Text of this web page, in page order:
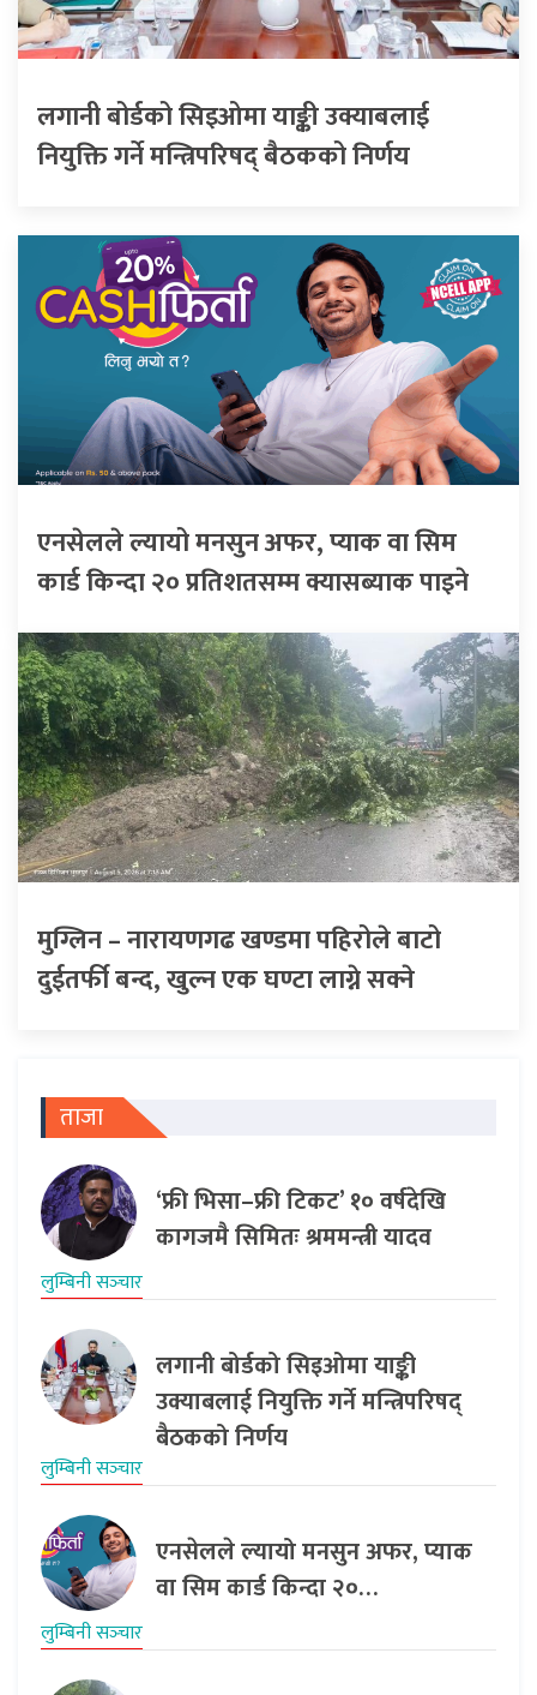
लगानी बोर्डको सिइओमा याङ्की उक्याबलाई
नियुक्ति गर्ने मन्त्रिपरिषद् बैठकको निर्णय
एनसेलले ल्यायो मनसुन अफर, प्याक वा सिम
कार्ड किन्दा २० प्रतिशतसम्म क्यासब्याक पाइने
मुग्लिन – नारायणगढ खण्डमा पहिरोले बाटो
दुईतर्फी बन्द, खुल्न एक घण्टा लाग्ने सक्ने
ताजा
‘फ्री भिसा–फ्री टिकट’ १० वर्षदेखि
कागजमै सिमितः श्रममन्त्री यादव
लुम्बिनी सञ्‍चार
लगानी बोर्डको सिइओमा याङ्की
उक्याबलाई नियुक्ति गर्ने मन्त्रिपरिषद्
बैठकको निर्णय
लुम्बिनी सञ्‍चार
एनसेलले ल्यायो मनसुन अफर, प्याक
वा सिम कार्ड किन्दा २०…
लुम्बिनी सञ्‍चार